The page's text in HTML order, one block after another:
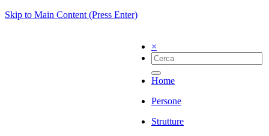
Skip to Main Content (Press Enter)
×
Home
Persone
Strutture